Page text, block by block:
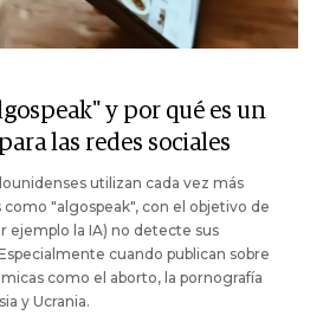
y por qué es un
las redes sociales
utilizan cada vez más
como "algospeak", con el objetivo de
ejemplo la IA) no detecte sus
cuando publican sobre
como el aborto, la pornografía
y Ucrania.